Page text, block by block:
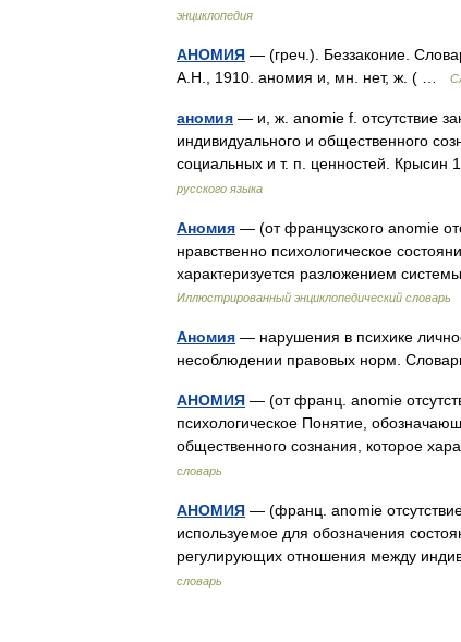
энциклопедия
АНОМИЯ — (греч.). Беззаконие.
А.Н., 1910. аномия и, мн. нет, ж. ( …
аномия — и, ж. anomie f. отсутствие
индивидуального и общественного
социальных и т. п. ценностей.
русского языка
Аномия — (от французского anomie
нравственно психологическое
характеризуется разложением
Иллюстрированный энциклопедический словарь
Аномия — нарушения в психике
несоблюдении правовых норм.
АНОМИЯ — (от франц. anomie
психологическое Понятие,
общественного сознания, которое
словарь
АНОМИЯ — (франц. anomie
используемое для обозначения
регулирующих отношения между
словарь